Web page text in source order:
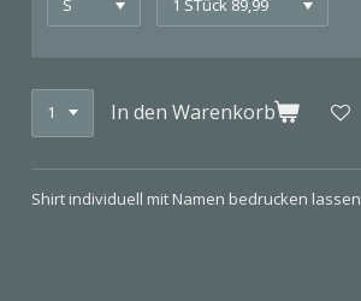
In den Warenkorb
Shirt individuell mit Namen bedrucken lassen